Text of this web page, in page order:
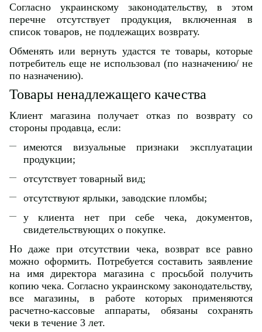
Согласно украинскому законодательству, в этом
перечне отсутствует продукция, включенная в
список товаров, не подлежащих возврату.
Обменять или вернуть удастся те товары, которые
потребитель еще не использовал (по назначению/ не
по назначению).
Товары ненадлежащего качества
Клиент магазина получает отказ по возврату со
стороны продавца, если:
имеются визуальные признаки эксплуатации
продукции;
отсутствует товарный вид;
отсутствуют ярлыки, заводские пломбы;
у клиента нет при себе чека, документов,
свидетельствующих о покупке.
Но даже при отсутствии чека, возврат все равно
можно оформить. Потребуется составить заявление
на имя директора магазина с просьбой получить
копию чека. Согласно украинскому законодательству,
все магазины, в работе которых применяются
расчетно-кассовые аппараты, обязаны сохранять
чеки в течение 3 лет.